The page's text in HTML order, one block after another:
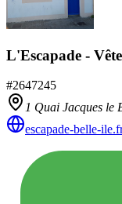
L'Escapade -
#2647245
1 Quai Jacques le
escapade-belle-